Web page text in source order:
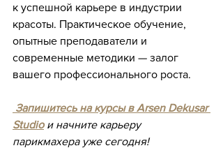
к успешной карьере в индустрии
красоты. Практическое обучение,
опытные преподаватели и
современные методики — залог
вашего профессионального роста.
Запишитесь на курсы в Arsen Dekusar
Studio и начните карьеру
парикмахера уже сегодня!